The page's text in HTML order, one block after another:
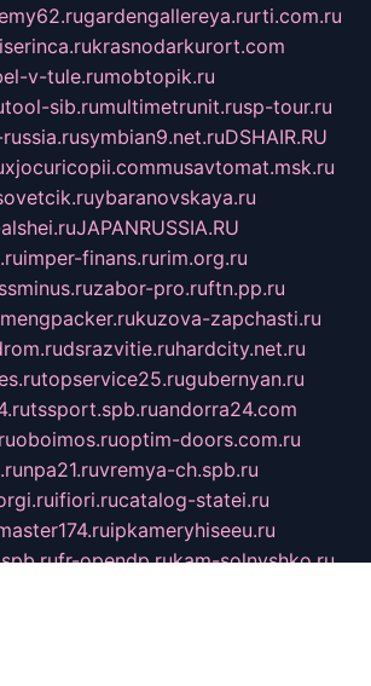
gardengallereya.rurti.com.ru
krasnodarkurort.com
v-tule.rumobtopik.ru
tool-sib.rumultimetrunit.rusp-tour.ru
symbian9.net.ruDSHAIR.RU
xjocuricopii.commusavtomat.msk.ru
ybaranovskaya.ru
JAPANRUSSIA.RU
imper-finans.rurim.org.ru
zabor-pro.ruftn.pp.ru
kuzova-zapchasti.ru
dsrazvitie.ruhardcity.net.ru
topservice25.rugubernyan.ru
tssport.spb.ruandorra24.com
oboimos.ruoptim-doors.com.ru
npa21.ruvremya-ch.spb.ru
ifiori.rucatalog-statei.ru
ipkameryhiseeu.ru
fr-opendp.rukam-solnyshko.ru